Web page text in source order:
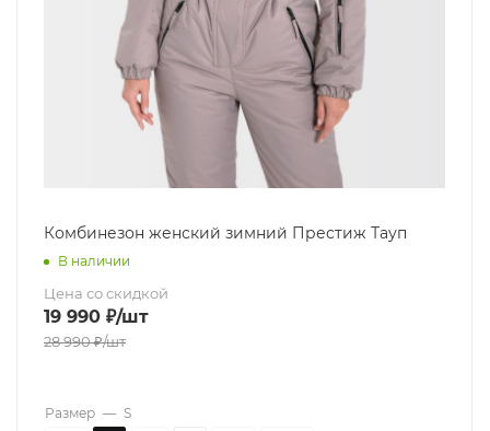
Комбинезон женский зимний Престиж Тауп
В наличии
Цена со скидкой
19 990 ₽/шт
28 990₽/шт
Размер — S